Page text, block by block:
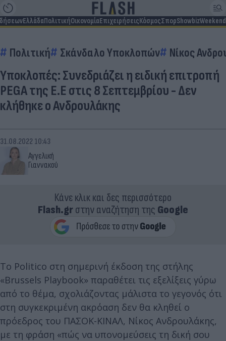
ΕλλάδαΠολιτικήΟικονομίαΕπιχειρήσειςΚόσμοςΣπορShowbizWeekend
Πολιτική Σκάνδαλο Υποκλοπών Νίκος
Υποκλοπές: Συνεδριάζει η ειδική επιτροπή
PEGA της Ε.Ε στις 8 Σεπτεμβρίου - Δεν
κλήθηκε ο Ανδρουλάκης
Αγγελική
Γιαννακού
31.08.2022 10:43
Κάνε κλικ και δες περισσότερο
Flash.grστην αναζήτηση της Google
Το Politico στη σημερινή έκδοση της στήλης
«Brussels Playbook» παραθέτει τις εξελίξεις γύρω
από το θέμα, σχολιάζοντας μάλιστα το γεγονός ότι
στη συγκεκριμένη ακρόαση δεν θα κληθεί ο
πρόεδρος του ΠΑΣΟΚ-ΚΙΝΑΛ, Νίκος Ανδρουλάκης,
με τη φράση «πώς να υπονομεύσεις τη δική σου